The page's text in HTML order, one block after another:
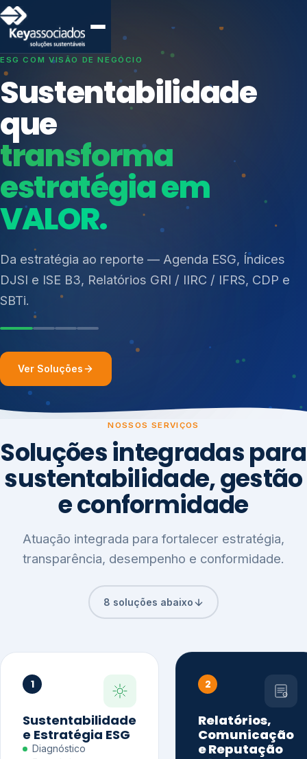
SISTEMAS DE GESTÃO OTIMIZADOS E INTEGRADOS
Conformidade que
protege seu
negócio.
Consultoria, auditoria e treinamentos em ISO 27001,
ISO 27701, ISO 42001, ISO 37001, ISO 9001, ISO
14001, ISO 45001, ONA e PNQ — Gestão de
resíduos sólidos (PGRS/PMGRS).
Índices de Mercado
Mudanças Climáticas
Reputação e Cadeia
Reporte Regulatório
Ver Soluções
NOSSOS SERVIÇOS
Soluções integradas para
sustentabilidade, gestão
e conformidade
Atuação integrada para fortalecer estratégia,
transparência, desempenho e conformidade.
8 soluções abaixo
1
Sustentabilidade
e Estratégia ESG
Diagnóstico
2
Relatórios,
Comunicação
e Reputação